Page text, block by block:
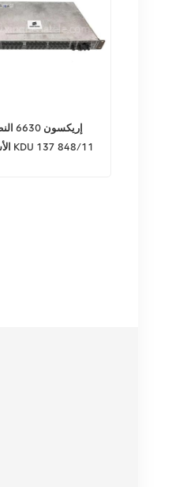
إريكسون
الأساسي KDU 137 848/11